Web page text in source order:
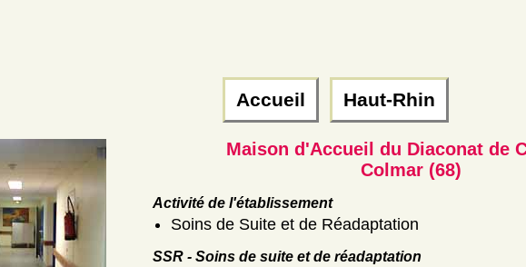
Accueil Haut-Rhin
Maison d'Accueil du Diaconat de
Colmar (68)
Activité de l'établissement
Soins de Suite et de Réadaptation
SSR - Soins de suite et de réadaptation